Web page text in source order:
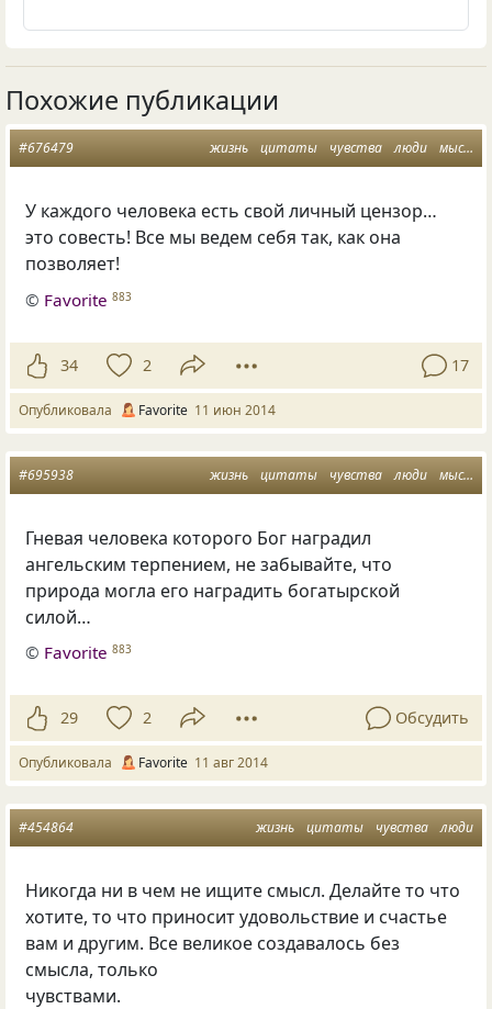
Похожие публикации
жизнь цитаты чувства люди мысли
#676479
У каждого человека есть свой личный цензор…
это совесть! Все мы ведем себя так, как она
позволяет!
© Favorite 883
34 2 17
Опубликовала Favorite 11 июн 2014
жизнь цитаты чувства люди мысли
#695938
Гневая человека которого Бог наградил
ангельским терпением, не забывайте, что
природа могла его наградить богатырской
силой…
© Favorite 883
29 2 Обсудить
Опубликовала Favorite 11 авг 2014
жизнь цитаты чувства люди
#454864
Никогда ни в чем не ищите смысл. Делайте то что
хотите, то что приносит удовольствие и счастье
вам и другим. Все великое создавалось без
смысла, только
чувствами.